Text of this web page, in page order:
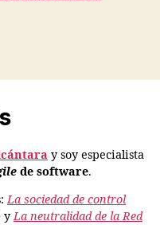
y soy especialista
de software.
La sociedad de control
yLa neutralidad de la Red